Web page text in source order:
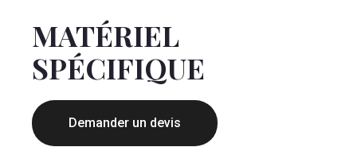
MATÉRIEL
SPÉCIFIQUE
Demander un devis